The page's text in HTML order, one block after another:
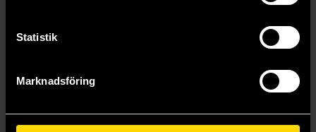
Statistik
Marknadsföring